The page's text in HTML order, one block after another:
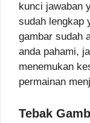
kunci jawaban
sudah lengkap
gambar sudah
anda pahami,
menemukan
permainan
Tebak